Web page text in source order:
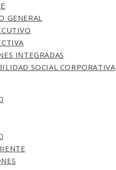
GENERAL
INTEGRADAS
SOCIAL CORPORATIVA